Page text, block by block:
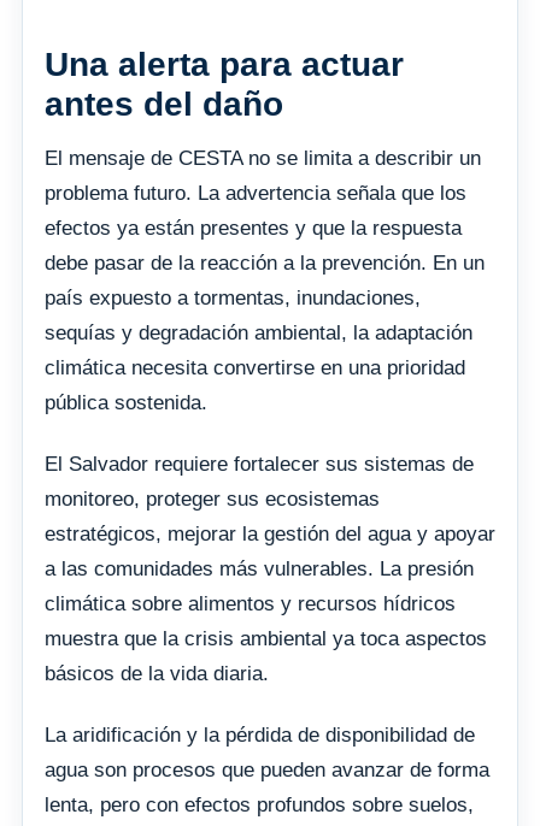
Una alerta para actuar
antes del daño
El mensaje de CESTA no se limita a describir un
problema futuro. La advertencia señala que los
efectos ya están presentes y que la respuesta
debe pasar de la reacción a la prevención. En un
país expuesto a tormentas, inundaciones,
sequías y degradación ambiental, la adaptación
climática necesita convertirse en una prioridad
pública sostenida.
El Salvador requiere fortalecer sus sistemas de
monitoreo, proteger sus ecosistemas
estratégicos, mejorar la gestión del agua y apoyar
a las comunidades más vulnerables. La presión
climática sobre alimentos y recursos hídricos
muestra que la crisis ambiental ya toca aspectos
básicos de la vida diaria.
La aridificación y la pérdida de disponibilidad de
agua son procesos que pueden avanzar de forma
lenta, pero con efectos profundos sobre suelos,